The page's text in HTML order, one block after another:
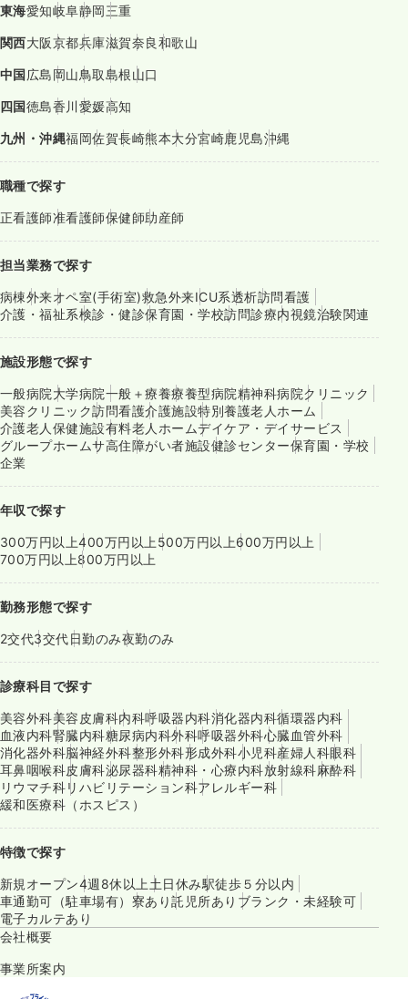
東海愛知岐阜静岡三重
関西大阪京都兵庫滋賀奈良和歌山
中国広島岡山鳥取島根山口
四国徳島香川愛媛高知
九州・沖縄福岡佐賀長崎熊本大分宮崎鹿児島沖縄
職種で探す
正看護師准看護師保健師助産師
担当業務で探す
病棟外来オペ室(手術室)救急外来ICU系透析訪問看護
介護・福祉系検診・健診保育園・学校訪問診療内視鏡治験関連
施設形態で探す
一般病院大学病院一般＋療養療養型病院精神科病院クリニック
美容クリニック訪問看護介護施設特別養護老人ホーム
介護老人保健施設有料老人ホームデイケア・デイサービス
グループホームサ高住障がい者施設健診センター保育園・学校
企業
年収で探す
300万円以上400万円以上 500万円以上600万円以上
700万円以上800万円以上
勤務形態で探す
2交代3交代日勤のみ夜勤のみ
診療科目で探す
美容外科美容皮膚科内科呼吸器内科消化器内科循環器内科
血液内科腎臓内科糖尿病内科外科呼吸器外科心臓血管外科
消化器外科脳神経外科整形外科形成外科小児科産婦人科眼科
耳鼻咽喉科皮膚科泌尿器科精神科・心療内科放射線科麻酔科
リウマチ科リハビリテーション科アレルギー科
緩和医療科（ホスピス）
特徴で探す
新規オープン4週8休以上 土日休み駅徒歩５分以内
車通勤可（駐車場有） 寮あり託児所あり ブランク・未経験可
電子カルテあり
会社概要
事業所案内